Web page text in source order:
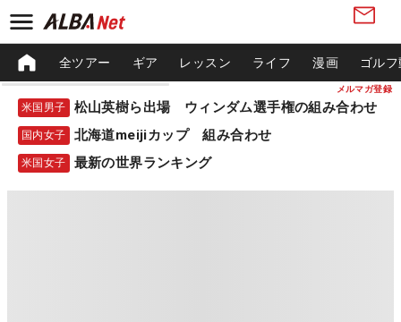
メルマガ登録
全ツアー ギア レッスン ライフ 漫画 ゴル
米国男子 松山英樹ら出場 ウィンダム選手権の組み合わせ
国内女子 北海道meijiカップ 組み合わせ
米国女子 最新の世界ランキング